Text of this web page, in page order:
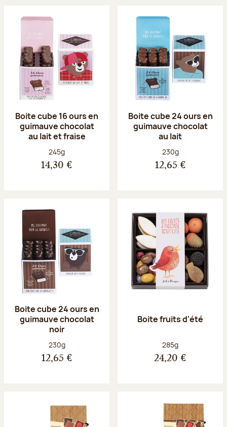
Boite cube 16 ours en
guimauve chocolat
au lait et fraise
Poids net :
245g
14,30 €
Boite cube 24 ours en
guimauve chocolat
au lait
Poids net :
230g
12,65 €
Boite cube 24 ours en
guimauve chocolat
noir
Poids net :
230g
12,65 €
Boite fruits d'été
Poids net :
285g
24,20 €